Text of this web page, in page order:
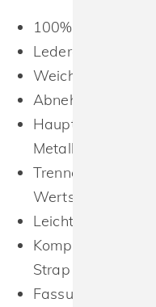
100% Polyurethan
Lederoptik mit
Weiches
Abnehmbarer,
Hauptfach mit
Metall-Zip
Trenner und
Wertsachen
Leicht
Kompatibel mit
Strap (969.29 -